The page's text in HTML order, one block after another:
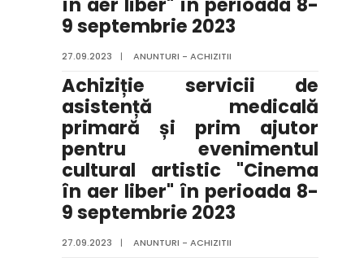
9 septembrie 2023
27.09.2023 | ANUNTURI - ACHIZITII
Achiziție servicii de
asistență medicală
primară și prim ajutor
pentru evenimentul
cultural artistic "Cinema
în aer liber" în perioada 8-
9 septembrie 2023
27.09.2023 | ANUNTURI - ACHIZITII